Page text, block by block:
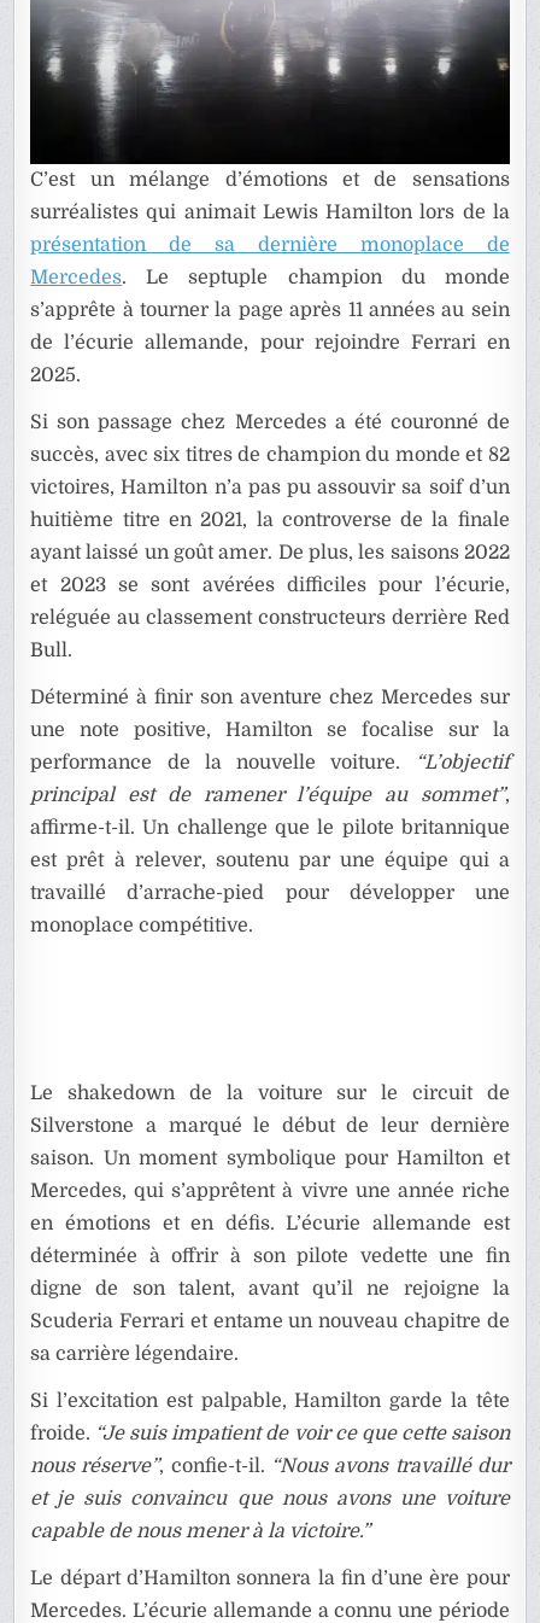
C’est un mélange d’émotions et de sensations
surréalistes qui animait Lewis Hamilton lors de la
présentation de sa dernière monoplace de
Mercedes. Le septuple champion du monde
s’apprête à tourner la page après 11 années au sein
de l’écurie allemande, pour rejoindre Ferrari en
2025.
Si son passage chez Mercedes a été couronné de
succès, avec six titres de champion du monde et 82
victoires, Hamilton n’a pas pu assouvir sa soif d’un
huitième titre en 2021, la controverse de la finale
ayant laissé un goût amer. De plus, les saisons 2022
et 2023 se sont avérées difficiles pour l’écurie,
reléguée au classement constructeurs derrière Red
Bull.
Déterminé à finir son aventure chez Mercedes sur
une note positive, Hamilton se focalise sur la
performance de la nouvelle voiture.
“L’objectif
principal est de ramener l’équipe au sommet”,
affirme-t-il. Un challenge que le pilote britannique
est prêt à relever, soutenu par une équipe qui a
travaillé d’arrache-pied pour développer une
monoplace compétitive.
Le shakedown de la voiture sur le circuit de
Silverstone a marqué le début de leur dernière
saison. Un moment symbolique pour Hamilton et
Mercedes, qui s’apprêtent à vivre une année riche
en émotions et en défis. L’écurie allemande est
déterminée à offrir à son pilote vedette une fin
digne de son talent, avant qu’il ne rejoigne la
Scuderia Ferrari et entame un nouveau chapitre de
sa carrière légendaire.
Si l’excitation est palpable, Hamilton garde la tête
froide. “Je suis impatient de voir ce que cette saison
nous réserve”, confie-t-il. “Nous avons travaillé dur
et je suis convaincu que nous avons une voiture
capable de nous mener à la victoire.”
Le départ d’Hamilton sonnera la fin d’une ère pour
Mercedes. L’écurie allemande a connu une période